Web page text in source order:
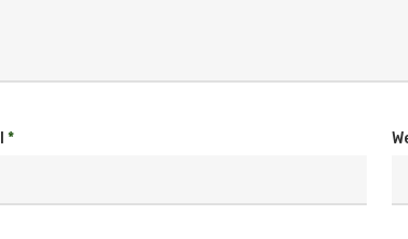
*